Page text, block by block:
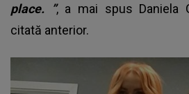
place.
”, a mai spus Daniela
citată anterior.